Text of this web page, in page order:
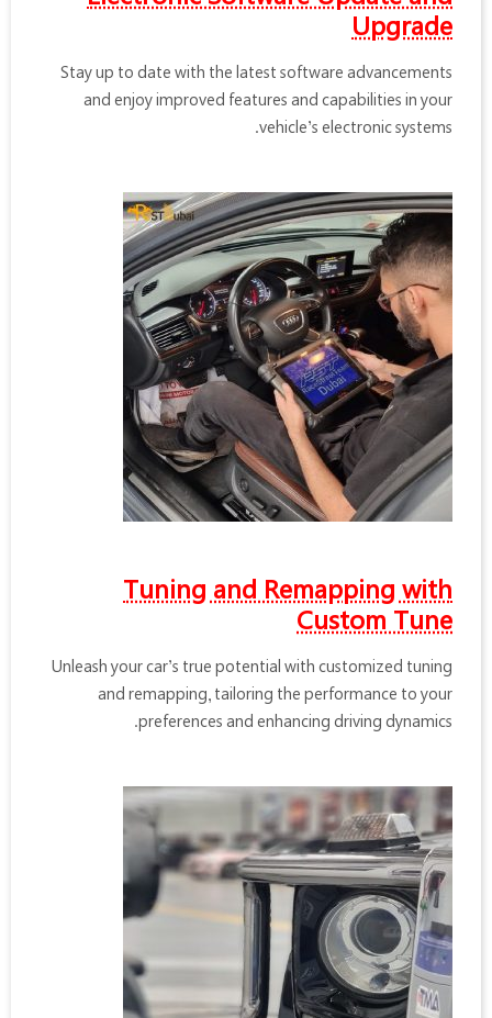
Upgrade
Stay up to date with the latest software advancements
and enjoy improved features and capabilities in your
vehicle’s electronic systems.
Tuning and Remapping with
Custom Tune
Unleash your car’s true potential with customized tuning
and remapping, tailoring the performance to your
preferences and enhancing driving dynamics.